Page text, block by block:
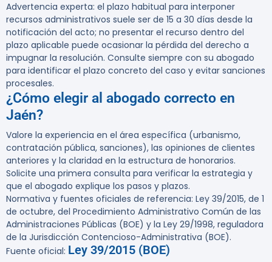
Advertencia experta: el plazo habitual para interponer
recursos administrativos suele ser de 15 a 30 días desde la
notificación del acto; no presentar el recurso dentro del
plazo aplicable puede ocasionar la pérdida del derecho a
impugnar la resolución. Consulte siempre con su abogado
para identificar el plazo concreto del caso y evitar sanciones
procesales.
¿Cómo elegir al abogado correcto en
Jaén?
Valore la experiencia en el área específica (urbanismo,
contratación pública, sanciones), las opiniones de clientes
anteriores y la claridad en la estructura de honorarios.
Solicite una primera consulta para verificar la estrategia y
que el abogado explique los pasos y plazos.
Normativa y fuentes oficiales de referencia: Ley 39/2015, de 1
de octubre, del Procedimiento Administrativo Común de las
Administraciones Públicas (BOE) y la Ley 29/1998, reguladora
de la Jurisdicción Contencioso-Administrativa (BOE).
Fuente oficial: Ley 39/2015 (BOE)